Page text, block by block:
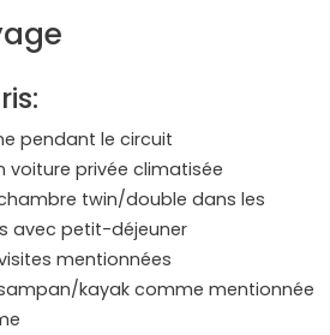
pendant le circuit
voiture privée climatisée
twin/double dans les
avec petit-déjeuner
mentionnées
kayak comme mentionnée